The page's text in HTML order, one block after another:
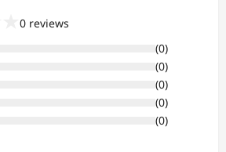
0 reviews
(0)
(0)
(0)
(0)
(0)